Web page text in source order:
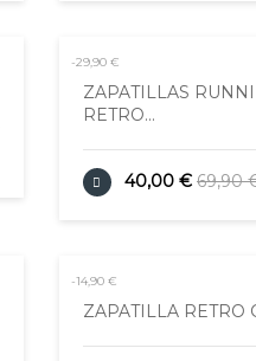
-29,90 €
ZAPATILLAS
RETRO...
40,00 € 69,90
-14,90 €
ZAPATILLA RETRO